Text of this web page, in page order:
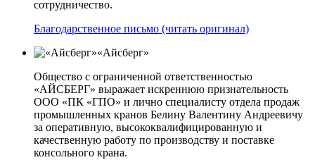
сотрудничество.
Благодарственное письмо (читать оригинал)
«Айсберг»
Общество с ограниченной ответственностью
«АЙСБЕРГ» выражает искреннюю признательность
ООО «ПК «ГПО» и лично специалисту отдела продаж
промышленных кранов Белину Валентину Андреевичу
за оперативную, высококвалифицированную и
качественную работу по производству и поставке
консольного крана.